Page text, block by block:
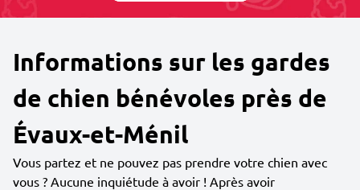
Informations sur les gardes
de chien bénévoles près de
Évaux-et-Ménil
Vous partez et ne pouvez pas prendre votre chien avec
vous ? Aucune inquiétude à avoir ! Après avoir